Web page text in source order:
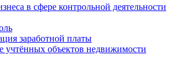
в сфере контрольной деятельности
заработной платы
учтённых объектов недвижимости